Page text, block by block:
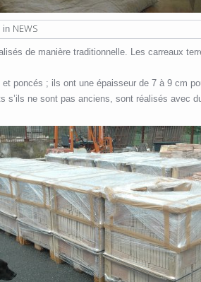
in NEWS
de manière traditionnelle. Les carreaux
poncés ; ils ont une épaisseur de 7 à 9 cm
s’ils ne sont pas anciens, sont réalisés avec